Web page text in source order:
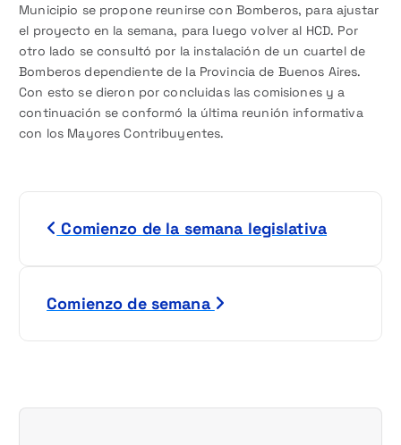
Municipio se propone reunirse con Bomberos, para ajustar
el proyecto en la semana, para luego volver al HCD. Por
otro lado se consultó por la instalación de un cuartel de
Bomberos dependiente de la Provincia de Buenos Aires.
Con esto se dieron por concluidas las comisiones y a
continuación se conformó la última reunión informativa
con los Mayores Contribuyentes.
a
Comienzo de la semana legislativa
Comienzo de semana